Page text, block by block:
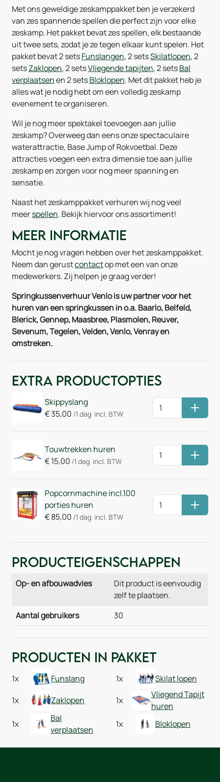
Met ons geweldige zeskamppakket ben je verzekerd
van zes spannende spellen die perfect zijn voor elke
zeskamp. Het pakket bevat zes spellen, elk bestaande
uit twee sets, zodat je ze tegen elkaar kunt spelen. Het
pakket bevat 2 setsFunslangen, 2 setsSkilatlopen, 2
setsZaklopen, 2 setsVliegende tapijten, 2 setsBal
verplaatsenen 2 setsBloklopen. Met dit pakket heb je
alles wat je nodig hebt om een volledig zeskamp
evenement te organiseren.
Wil je nog meer spektakel toevoegen aan jullie
zeskamp? Overweeg dan eens onze spectaculaire
waterattractie, Base Jump of Rokvoetbal. Deze
attracties voegen een extra dimensie toe aan jullie
zeskamp en zorgen voor nog meer spanning en
sensatie.
Naast het zeskamppakket verhuren wij nog veel
meerspellen. Bekijk hiervoor ons assortiment!
Meer informatie
Mocht je nog vragen hebben over het zeskamppakket.
Neem dan gerustcontactop met een van onze
medewerkers. Zij helpen je graag verder!
Springkussenverhuur Venlo is uw partner voor het
huren van een springkussen in o.a. Baarlo, Belfeld,
Blerick, Gennep, Maasbree, Plasmolen, Reuver,
Sevenum, Tegelen, Velden, Venlo, Venray en
omstreken.
Extra Productopties
Skippyslang
€35,00 /1 dag incl. BTW
Touwtrekken huren
€15,00 /1 dag incl. BTW
Popcornmachine incl.100
porties huren
€85,00 /1 dag incl. BTW
Producteigenschappen
Op- en afbouwadvies
Dit product is eenvoudig
zelf te plaatsen.
Aantal gebruikers
30
Producten in pakket
1x Funslang 1x
Skilat lopen
1x
Zaklopen 1x
Vliegend Tapijt
huren
1x
Bal
verplaatsen
1x Bloklopen